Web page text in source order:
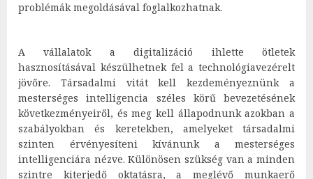
problémák megoldásával foglalkozhatnak.
A vállalatok a digitalizáció ihlette ötletek
hasznosításával készülhetnek fel a technológiavezérelt
jövőre. Társadalmi vitát kell kezdeményeznünk a
mesterséges intelligencia széles körű bevezetésének
következményeiről, és meg kell állapodnunk azokban a
szabályokban és keretekben, amelyeket társadalmi
szinten érvényesíteni kívánunk a mesterséges
intelligenciára nézve. Különösen szükség van a minden
szintre kiterjedő oktatásra, a meglévő munkaerő